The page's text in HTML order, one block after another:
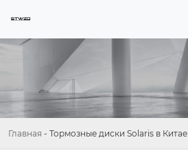
Главная - Тормозные диски Solaris в Китае